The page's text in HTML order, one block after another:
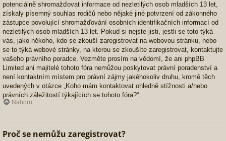
potenciálně shromažďovat informace od nezletilých osob mladších 13 let,
získaly písemný souhlas rodičů nebo nějaké jiné potvrzení od zákonného
zástupce povolující shromažďování osobních identifikačních informací od
nezletilých osob mladších 13 let. Pokud si nejste jisti, jestli se toto týká
vás, jako někoho, kdo se zkouší zaregistrovat na webovou stránku, nebo
se to týká webové stránky, na kterou se zkoušíte zaregistrovat, kontaktujte
vašeho právního poradce. Vezměte prosím na vědomí, že ani phpBB
Limited ani majitelé tohoto fóra nemůžou poskytovat právní poradenství a
není kontaktním místem pro právní zájmy jakéhokoliv druhu, kromě těch
uvedených v otázce „Koho mám kontaktovat ohledně stížnosti a/nebo
právních záležitostí týkajících se tohoto fóra?“.
Nahoru
Proč se nemůžu zaregistrovat?